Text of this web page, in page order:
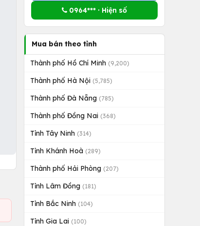
0964*** · Hiện số
Mua bán theo tỉnh
Thành phố Hồ Chí Minh (9,200)
Thành phố Hà Nội (5,785)
Thành phố Đà Nẵng (785)
Thành phố Đồng Nai (368)
Tỉnh Tây Ninh (314)
Tỉnh Khánh Hoà (289)
Thành phố Hải Phòng (207)
Tỉnh Lâm Đồng (181)
Tỉnh Bắc Ninh (104)
Tỉnh Gia Lai (100)